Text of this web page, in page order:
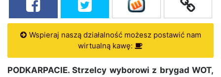
Wspieraj naszą działalność możesz postawić nam
wirtualną kawę:
PODKARPACIE. Strzelcy wyborowi z brygad WOT,